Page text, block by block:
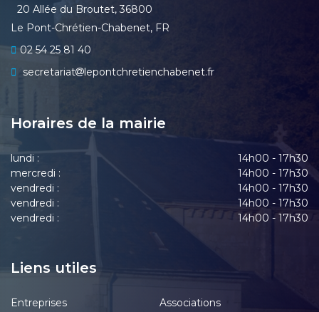
20 Allée du Broutet, 36800
Le Pont-Chrétien-Chabenet, FR
02 54 25 81 40
secretariat
lepontchretienchabenet.fr
Horaires de la mairie
lundi :
14h00 - 17h30
mercredi :
14h00 - 17h30
vendredi :
14h00 - 17h30
vendredi :
14h00 - 17h30
vendredi :
14h00 - 17h30
Liens utiles
Entreprises Associations